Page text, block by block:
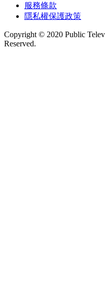
服務條款
隱私權保護政策
Copyright © 2020 Public
Reserved.